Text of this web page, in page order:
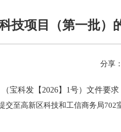
技项目（第一批）
分享：
宝科发【2026】1号）文件要求
至高新区科技和工信商务局702